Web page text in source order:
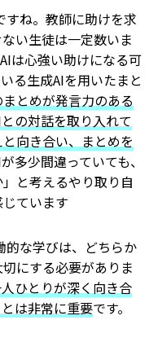
ね。教師に助けを求
い生徒は一定数いま
は心強い助けになる可
る生成AIを用いたまと
とめが発言力のある
の対話を取り入れて
向き合い、まとめを
多少間違っていても、
と考えるやり取り自
ています
的な学びは、どちらか
にする必要がありま
ひとりが深く向き合
は非常に重要です。